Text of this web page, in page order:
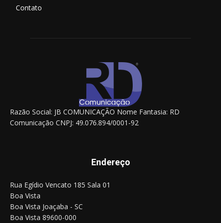
Contato
Razão Social: JB COMUNICAÇÃO Nome Fantasia: RD
Comunicação CNPJ: 49.076.894/0001-92
Endereço
Rua Egídio Vencato 185 Sala 01
Boa Vista
Boa Vista Joaçaba - SC
Boa Vista 89600-000